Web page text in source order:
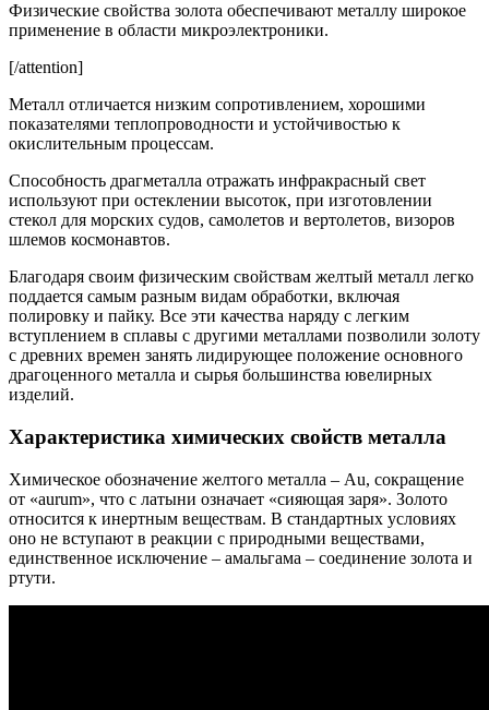
Физические свойства золота обеспечивают металлу широкое
применение в области микроэлектроники.
[/attention]
Металл отличается низким сопротивлением, хорошими
показателями теплопроводности и устойчивостью к
окислительным процессам.
Способность драгметалла отражать инфракрасный свет
используют при остеклении высоток, при изготовлении
стекол для морских судов, самолетов и вертолетов, визоров
шлемов космонавтов.
Благодаря своим физическим свойствам желтый металл легко
поддается самым разным видам обработки, включая
полировку и пайку. Все эти качества наряду с легким
вступлением в сплавы с другими металлами позволили золоту
с древних времен занять лидирующее положение основного
драгоценного металла и сырья большинства ювелирных
изделий.
Характеристика химических свойств металла
Химическое обозначение желтого металла – Au, сокращение
от «aurum», что с латыни означает «сияющая заря». Золото
относится к инертным веществам. В стандартных условиях
оно не вступают в реакции с природными веществами,
единственное исключение – амальгама – соединение золота и
ртути.